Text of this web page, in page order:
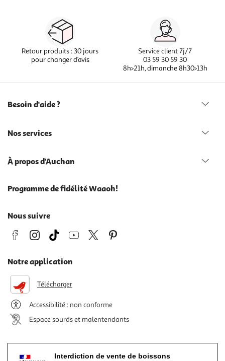
Retour produits : 30 jours
pour changer d’avis
Service client 7j/7
03 59 30 59 30
8h>21h, dimanche 8h30>13h
Besoin d'aide ?
Nos services
À propos d'Auchan
Programme de fidélité Waaoh!
Nous suivre
Notre application
Télécharger
Accessibilité : non conforme
Espace sourds et malentendants
Interdiction de vente de boissons